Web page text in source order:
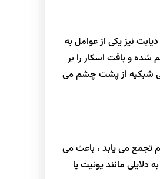
نیز یکی از عوامل به
و بافت اسکار را بر
شبکیه از پشت چشم می
می یابد ، باعث می
مانند یوئیت یا